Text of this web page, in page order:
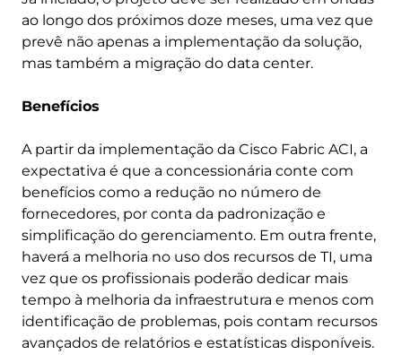
ao longo dos próximos doze meses, uma vez que
prevê não apenas a implementação da solução,
mas também a migração do data center.
Benefícios
A partir da implementação da Cisco Fabric ACI, a
expectativa é que a concessionária conte com
benefícios como a redução no número de
fornecedores, por conta da padronização e
simplificação do gerenciamento. Em outra frente,
haverá a melhoria no uso dos recursos de TI, uma
vez que os profissionais poderão dedicar mais
tempo à melhoria da infraestrutura e menos com
identificação de problemas, pois contam recursos
avançados de relatórios e estatísticas disponíveis.